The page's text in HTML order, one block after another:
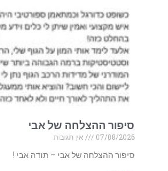
סיפור ההצלחה של אבי
07/08/2026
אין תגובות
סיפור ההצלחה של אבי – תודה אבי !